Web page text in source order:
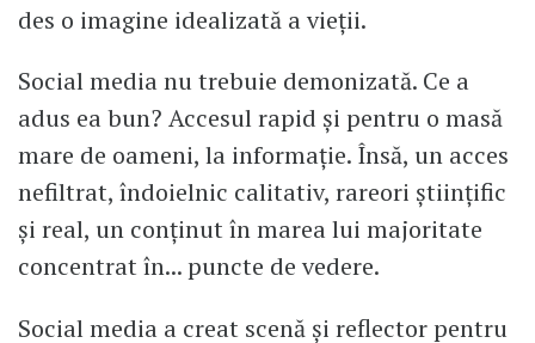
des o imagine idealizată a vieții.
Social media nu trebuie demonizată. Ce a
adus ea bun? Accesul rapid și pentru o masă
mare de oameni, la informație. Însă, un acces
nefiltrat, îndoielnic calitativ, rareori științific
și real, un conținut în marea lui majoritate
concentrat în... puncte de vedere.
Social media a creat scenă și reflector pentru